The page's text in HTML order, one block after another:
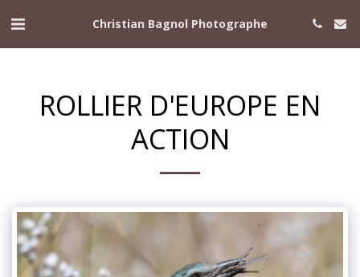
Christian Bagnol Photographe
ROLLIER D'EUROPE EN
ACTION